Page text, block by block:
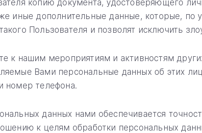
копию документа, удостоверяющего
иные дополнительные данные, которые,
Пользователя и позволят исключить
к нашим мероприятиям и активностям
Вами персональные данных об этих
номер телефона.
данных нами обеспечивается
к целям обработки персональных